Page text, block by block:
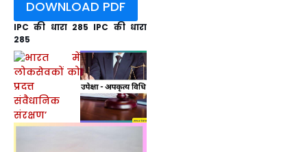
DOWNLOAD PDF
IPC की धारा 285 IPC की धारा
285